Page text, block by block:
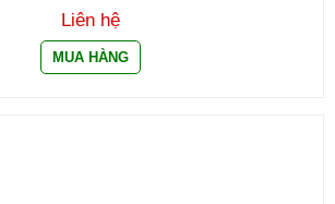
Liên hệ